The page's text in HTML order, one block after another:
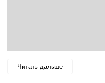
Читать дальше